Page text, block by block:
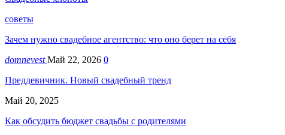
советы
Зачем нужно свадебное агентство: что оно берет на себя
domnevestМай 22, 2026 0
Преддевичник. Новый свадебный тренд
Май 20, 2025
Как обсудить бюджет свадьбы с родителями